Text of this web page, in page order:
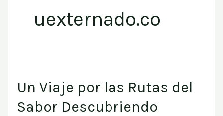
uexternado.co
Un Viaje por las Rutas del
Sabor Descubriendo
Un
Viaje